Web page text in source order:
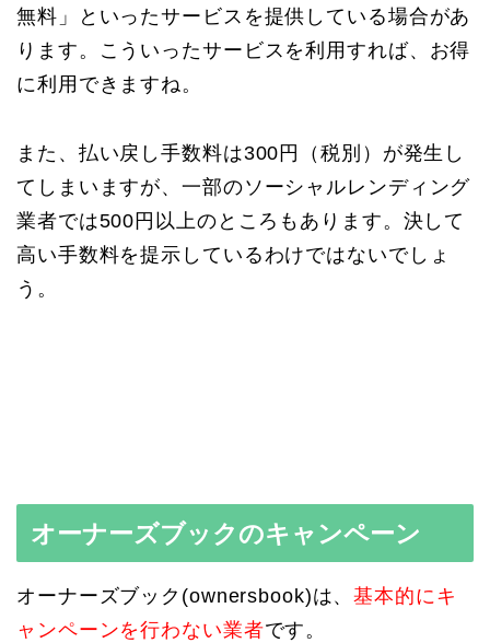
無料」といったサービスを提供している場合があ
ります。こういったサービスを利用すれば、お得
に利用できますね。
また、払い戻し手数料は300円（税別）が発生し
てしまいますが、一部のソーシャルレンディング
業者では500円以上のところもあります。決して
高い手数料を提示しているわけではないでしょ
う。
オーナーズブックのキャンペーン
オーナーズブック(ownersbook)は、基本的にキ
ャンペーンを行わない業者です。